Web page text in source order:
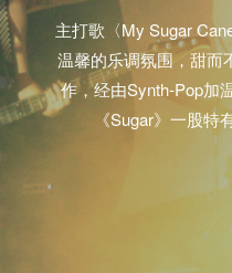
主打歌〈My Sugar
温馨的乐调氛围，甜而
作，经由Synth-Pop加
《Sugar》一股特